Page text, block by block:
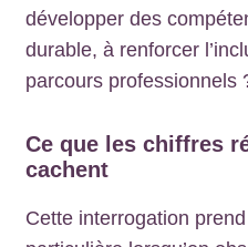
développer des
durable, à renforcer
parcours professionnels
Ce que les chiffres
cachent
Cette interrogation